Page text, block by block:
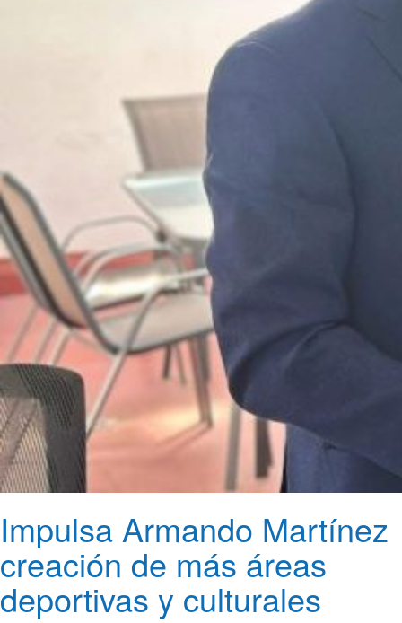
Impulsa Armando Martínez
creación de más áreas
deportivas y culturales